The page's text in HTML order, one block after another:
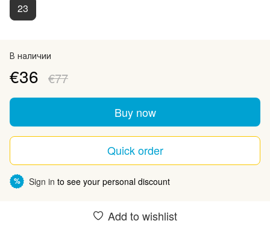
23
В наличии
€36 €77
Buy now
Quick order
% Sign in to see your personal discount
Add to wishlist